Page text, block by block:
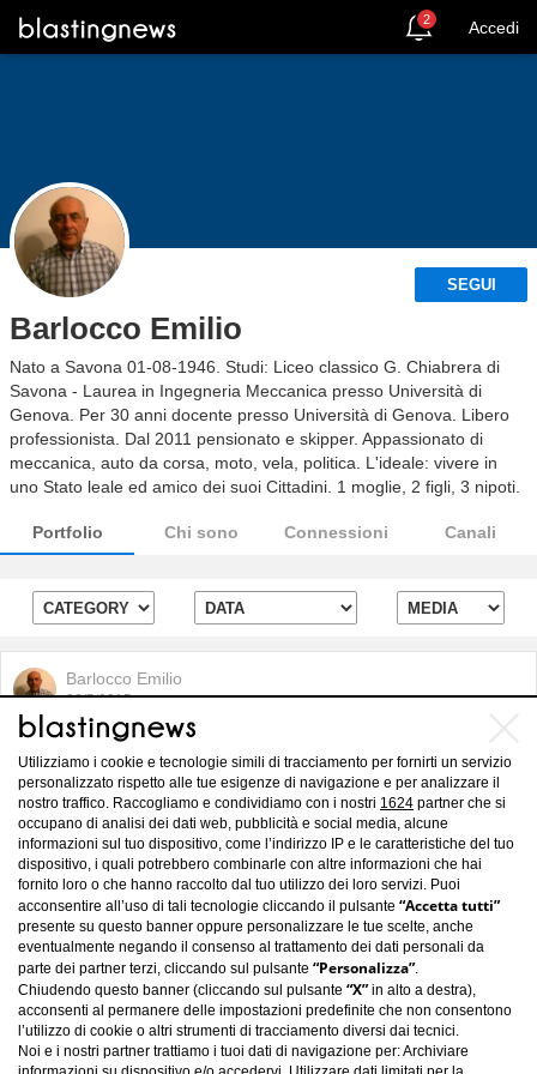
2 Accedi
SEGUI
Barlocco Emilio
Nato a Savona 01-08-1946. Studi: Liceo classico G. Chiabrera di
Savona - Laurea in Ingegneria Meccanica presso Università di
Genova. Per 30 anni docente presso Università di Genova. Libero
professionista. Dal 2011 pensionato e skipper. Appassionato di
meccanica, auto da corsa, moto, vela, politica. L'ideale: vivere in
uno Stato leale ed amico dei suoi Cittadini. 1 moglie, 2 figli, 3 nipoti.
Portfolio Chi sono Connessioni Canali
Barlocco Emilio
23/5/2015
Renzi vuole rottamare gli anziani
Utilizziamo i cookie e tecnologie simili di tracciamento per fornirti un servizio
personalizzato rispetto alle tue esigenze di navigazione e per analizzare il
nostro traffico. Raccogliamo e condividiamo con i nostri 1624 partner che si
occupano di analisi dei dati web, pubblicità e social media, alcune
informazioni sul tuo dispositivo, come l’indirizzo IP e le caratteristiche del tuo
dispositivo, i quali potrebbero combinarle con altre informazioni che hai
fornito loro o che hanno raccolto dal tuo utilizzo dei loro servizi. Puoi
acconsentire all’uso di tali tecnologie cliccando il pulsante “Accetta tutti”
presente su questo banner oppure personalizzare le tue scelte, anche
eventualmente negando il consenso al trattamento dei dati personali da
parte dei partner terzi, cliccando sul pulsante “Personalizza”.
Chiudendo questo banner (cliccando sul pulsante “X” in alto a destra),
acconsenti al permanere delle impostazioni predefinite che non consentono
l’utilizzo di cookie o altri strumenti di tracciamento diversi dai tecnici.
Noi e i nostri partner trattiamo i tuoi dati di navigazione per: Archiviare